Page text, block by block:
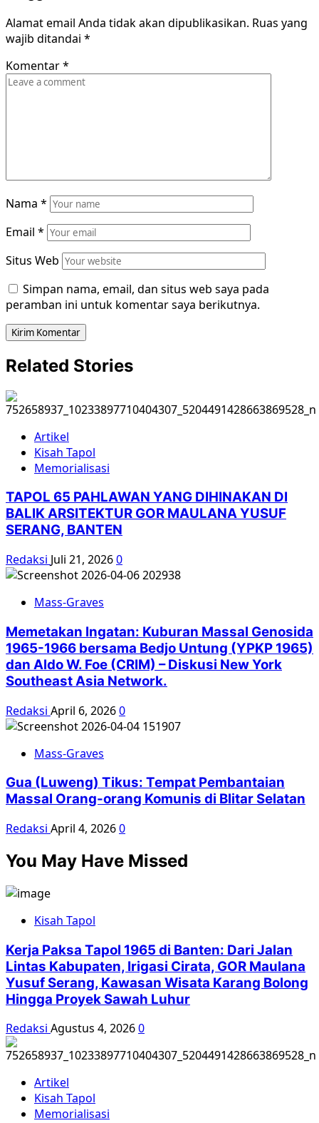
Alamat email Anda tidak akan dipublikasikan. Ruas yang
wajib ditandai *
Komentar*
Nama *
Email *
Situs Web
Simpan nama, email, dan situs web saya pada
peramban ini untuk komentar saya berikutnya.
Related Stories
Artikel
Kisah Tapol
Memorialisasi
TAPOL 65 PAHLAWAN YANG DIHINAKAN DI
BALIK ARSITEKTUR GOR MAULANA YUSUF
SERANG, BANTEN
Redaksi Juli 21, 20260
Mass-Graves
Memetakan Ingatan: Kuburan Massal Genosida
1965-1966 bersama Bedjo Untung (YPKP 1965)
dan Aldo W. Foe (CRIM) – Diskusi New York
Southeast Asia Network.
Redaksi April 6, 20260
Mass-Graves
Gua (Luweng) Tikus: Tempat Pembantaian
Massal Orang-orang Komunis di Blitar Selatan
Redaksi April 4, 20260
You May Have Missed
Kisah Tapol
Kerja Paksa Tapol 1965 di Banten: Dari Jalan
Lintas Kabupaten, Irigasi Cirata, GOR Maulana
Yusuf Serang, Kawasan Wisata Karang Bolong
Hingga Proyek Sawah Luhur
Redaksi Agustus 4, 20260
Artikel
Kisah Tapol
Memorialisasi